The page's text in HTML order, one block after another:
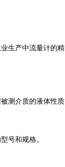
生产中流量计的
测介质的液体性质
号和规格。